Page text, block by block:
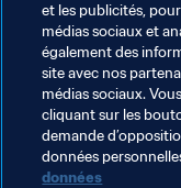
Santé et médical
Initiatives en
formation
et les publicités,
médias sociaux et
également des
site avec nos
médias sociaux.
cliquant sur les
demande
données
données